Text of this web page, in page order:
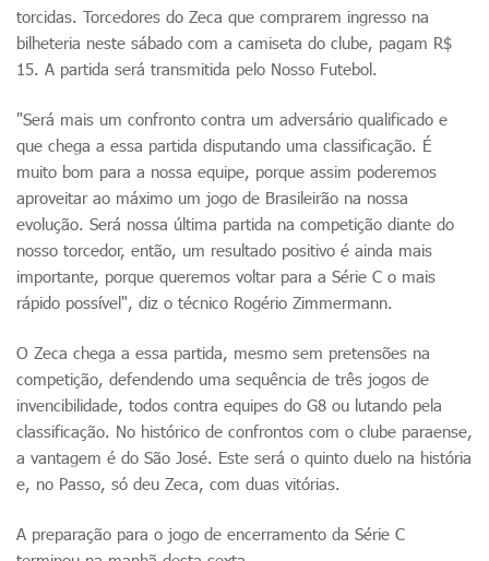
torcidas. Torcedores do Zeca que comprarem ingresso na
bilheteria neste sábado com a camiseta do clube, pagam R$
15. A partida será transmitida pelo Nosso Futebol.
"Será mais um confronto contra um adversário qualificado e
que chega a essa partida disputando uma classificação. É
muito bom para a nossa equipe, porque assim poderemos
aproveitar ao máximo um jogo de Brasileirão na nossa
evolução. Será nossa última partida na competição diante do
nosso torcedor, então, um resultado positivo é ainda mais
importante, porque queremos voltar para a Série C o mais
rápido possível", diz o técnico Rogério Zimmermann.
O Zeca chega a essa partida, mesmo sem pretensões na
competição, defendendo uma sequência de três jogos de
invencibilidade, todos contra equipes do G8 ou lutando pela
classificação. No histórico de confrontos com o clube paraense,
a vantagem é do São José. Este será o quinto duelo na história
e, no Passo, só deu Zeca, com duas vitórias.
A preparação para o jogo de encerramento da Série C